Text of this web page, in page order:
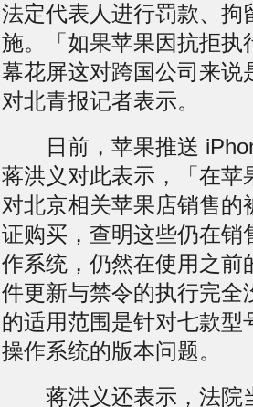
法定代表人进行罚款、拘
施。「如果苹果因抗拒执
幕花屏这对跨国公司来说
对北青报记者表示。
日前，苹果推送
蒋洪义对此表示，「在苹
对北京相关苹果店销售
证购买，查明这些仍在销
作系统，仍然在使用之前
件更新与禁令的执行完全
的适用范围是针对七款
操作系统的版本问题。
蒋洪义还表示，法院